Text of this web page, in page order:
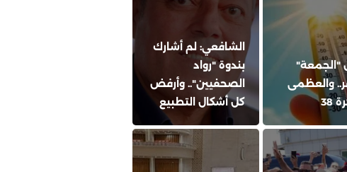
والعظمى
38
الشافعي: لم أشارك
بندوة "رواد
الصحفيين".. وأرفض
كل أشكال التطبيع